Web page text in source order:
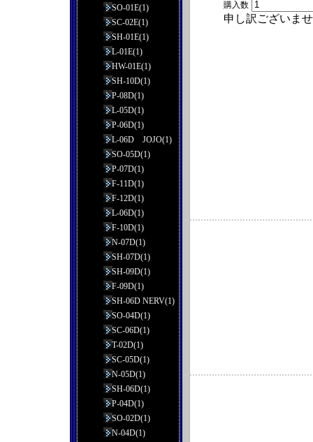
購入数
申し訳ございま
SO-01E(1)
SC-02E(1)
SH-01E(1)
L-01E(1)
HW-01E(1)
SH-10D(1)
P-08D(1)
L-05D(1)
P-06D(1)
L-06D JOJO(1)
SO-05D(1)
P-07D(1)
F-11D(1)
F-12D(1)
L-06D(1)
F-10D(1)
N-07D(1)
SH-07D(1)
SH-09D(1)
F-09D(1)
SH-06D NERV(1)
SO-04D(1)
SC-06D(1)
T-02D(1)
SC-05D(1)
N-05D(1)
SH-06D(1)
P-04D(1)
SO-02D(1)
N-04D(1)